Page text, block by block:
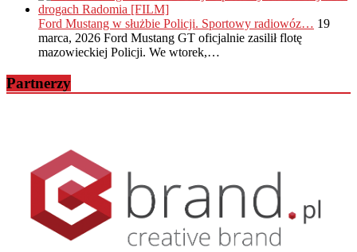
Ford Mustang w służbie Policji. Sportowy radiowóz… 19
marca, 2026 Ford Mustang GT oficjalnie zasilił flotę
mazowieckiej Policji. We wtorek,…
Partnerzy